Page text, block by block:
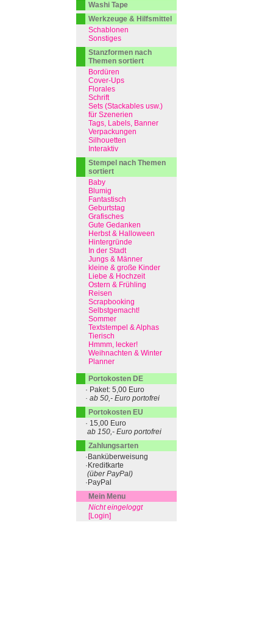
Washi Tape
Werkzeuge & Hilfsmittel
Schablonen
Sonstiges
Stanzformen nach
Themen sortiert
Bordüren
Cover-Ups
Florales
Schrift
Sets (Stackables usw.)
für Szenerien
Tags, Labels, Banner
Verpackungen
Silhouetten
Interaktiv
Stempel nach Themen
sortiert
Baby
Blumig
Fantastisch
Geburtstag
Grafisches
Gute Gedanken
Herbst & Halloween
Hintergründe
In der Stadt
Jungs & Männer
kleine & große Kinder
Liebe & Hochzeit
Ostern & Frühling
Reisen
Scrapbooking
Selbstgemacht!
Sommer
Textstempel & Alphas
Tierisch
Hmmm, lecker!
Weihnachten & Winter
Planner
Portokosten DE
· Paket: 5,00 Euro
· ab 50,- Euro portofrei
Portokosten EU
· 15,00 Euro
ab 150,- Euro portofrei
Zahlungsarten
·Banküberweisung
·Kreditkarte
(über PayPal)
·PayPal
Mein Menu
Nicht eingeloggt
[Login]